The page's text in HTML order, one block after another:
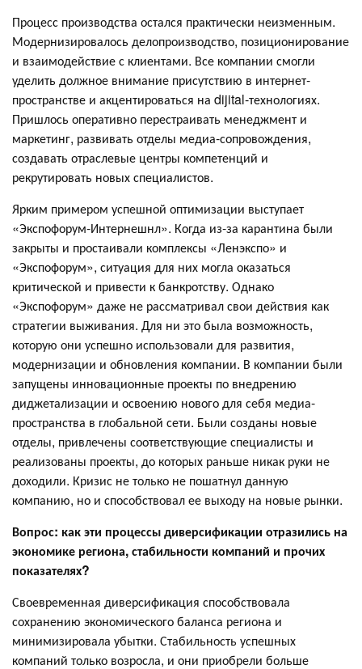
Процесс производства остался практически неизменным.
Модернизировалось делопроизводство, позиционирование
и взаимодействие с клиентами. Все компании смогли
уделить должное внимание присутствию в интернет-
пространстве и акцентироваться на dijital-технологиях.
Пришлось оперативно перестраивать менеджмент и
маркетинг, развивать отделы медиа-сопровождения,
создавать отраслевые центры компетенций и
рекрутировать новых специалистов.
Ярким примером успешной оптимизации выступает
«Экспофорум-Интернешнл». Когда из-за карантина были
закрыты и простаивали комплексы «Ленэкспо» и
«Экспофорум», ситуация для них могла оказаться
критической и привести к банкротству. Однако
«Экспофорум» даже не рассматривал свои действия как
стратегии выживания. Для ни это была возможность,
которую они успешно использовали для развития,
модернизации и обновления компании. В компании были
запущены инновационные проекты по внедрению
диджетализации и освоению нового для себя медиа-
пространства в глобальной сети. Были созданы новые
отделы, привлечены соответствующие специалисты и
реализованы проекты, до которых раньше никак руки не
доходили. Кризис не только не пошатнул данную
компанию, но и способствовал ее выходу на новые рынки.
Вопрос: как эти процессы диверсификации отразились на
экономике региона, стабильности компаний и прочих
показателях?
Своевременная диверсификация способствовала
сохранению экономического баланса региона и
минимизировала убытки. Стабильность успешных
компаний только возросла, и они приобрели больше